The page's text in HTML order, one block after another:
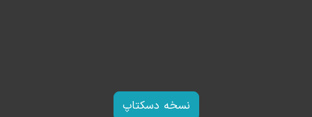
نسخه دسکتاپ